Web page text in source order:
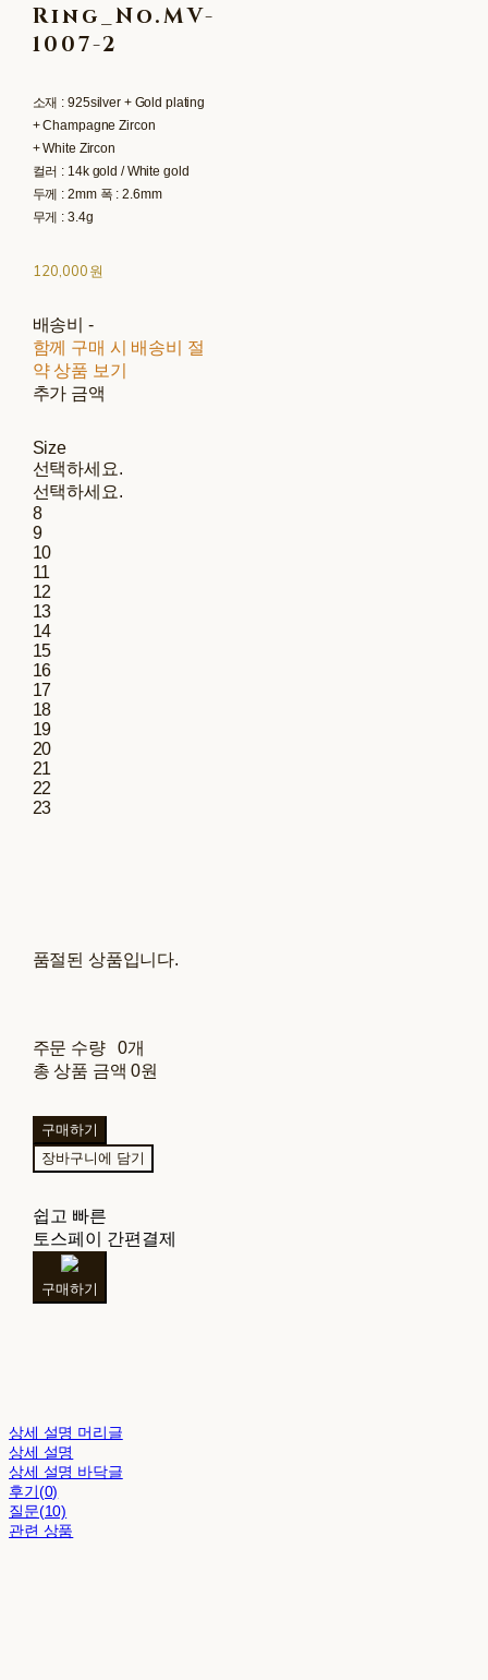
Ring_No.MV-
1007-2
소재 : 925silver + Gold plating
+ Champagne Zircon
+ White Zircon
컬러 : 14k gold / White gold
두께 : 2mm 폭 : 2.6mm
무게 : 3.4g
120,000원
배송비 -
함께 구매 시 배송비 절
약 상품 보기
추가 금액
Size
선택하세요.
선택하세요.
8
9
10
11
12
13
14
15
16
17
18
19
20
21
22
23
품절된 상품입니다.
주문 수량
0개
총 상품 금액 0원
구매하기
장바구니에 담기
쉽고 빠른
토스페이 간편결제
구매하기
상세 설명 머리글
상세 설명
상세 설명 바닥글
후기(0)
질문(10)
관련 상품